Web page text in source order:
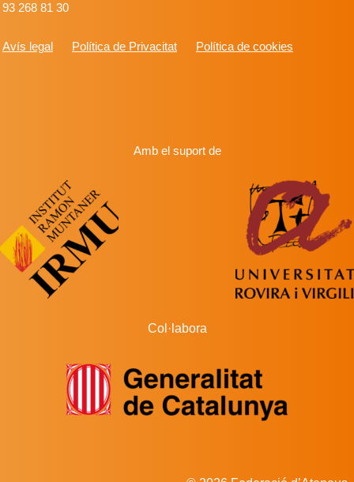
93 268 81 30
Avís legal Política de Privacitat Política de cookies
Amb el suport de
Col·labora